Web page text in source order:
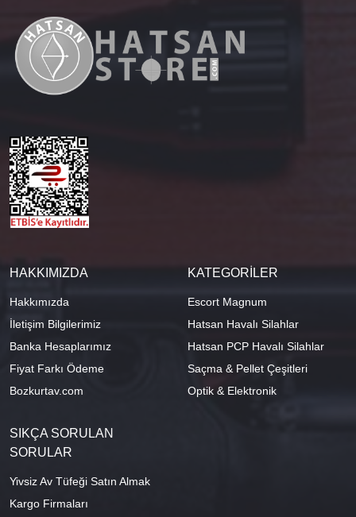
HAKKIMIZDA
Hakkımızda
İletişim Bilgilerimiz
Banka Hesaplarımız
Fiyat Farkı Ödeme
Bozkurtav.com
KATEGORİLER
Escort Magnum
Hatsan Havalı Silahlar
Hatsan PCP Havalı Silahlar
Saçma & Pellet Çeşitleri
Optik & Elektronik
SIKÇA SORULAN
SORULAR
Yivsiz Av Tüfeği Satın Almak
Kargo Firmaları